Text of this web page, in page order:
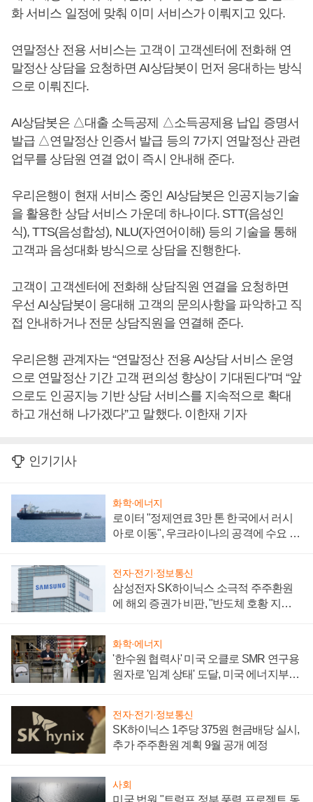
화 서비스 일정에 맞춰 이미 서비스가 이뤄지고 있다.
연말정산 전용 서비스는 고객이 고객센터에 전화해 연
말정산 상담을 요청하면 AI상담봇이 먼저 응대하는 방식
으로 이뤄진다.
AI상담봇은 △대출 소득공제 △소득공제용 납입 증명서
발급 △연말정산 인증서 발급 등의 7가지 연말정산 관련
업무를 상담원 연결 없이 즉시 안내해 준다.
우리은행이 현재 서비스 중인 AI상담봇은 인공지능기술
을 활용한 상담 서비스 가운데 하나이다. STT(음성인
식), TTS(음성합성), NLU(자연어이해) 등의 기술을 통해
고객과 음성대화 방식으로 상담을 진행한다.
고객이 고객센터에 전화해 상담직원 연결을 요청하면
우선 AI상담봇이 응대해 고객의 문의사항을 파악하고 직
접 안내하거나 전문 상담직원을 연결해 준다.
우리은행 관계자는 “연말정산 전용 AI상담 서비스 운영
으로 연말정산 기간 고객 편의성 향상이 기대된다”며 “앞
으로도 인공지능 기반 상담 서비스를 지속적으로 확대
하고 개선해 나가겠다”고 말했다. 이한재 기자
인기기사
화학·에너지
로이터 "정제연료 3만 톤 한국에서 러시
아로 이동", 우크라이나의 공격에 수요 늘
전자·전기·정보통신
삼성전자 SK하이닉스 소극적 주주환원
에 해외 증권가 비판, "반도체 호황 지속
화학·에너지
'한수원 협력사' 미국 오클로 SMR 연구용
원자로 '임계 상태' 도달, 미국 에너지부
전자·전기·정보통신
SK하이닉스 1주당 375원 현금배당 실시,
추가 주주환원 계획 9월 공개 예정
사회